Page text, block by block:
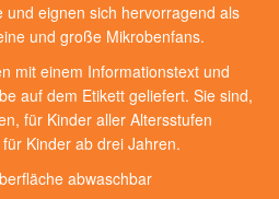
und eignen sich hervorragend als
und große Mikrobenfans.
mit einem Informationstext und
auf dem Etikett geliefert. Sie sind,
für Kinder aller Altersstufen
Kinder ab drei Jahren.
abwaschbar